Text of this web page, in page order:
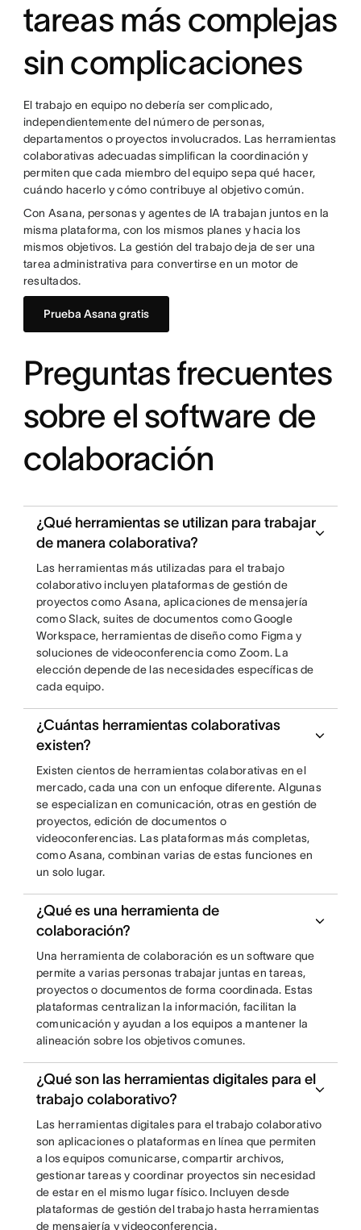
tareas más complejas
sin complicaciones
El trabajo en equipo no debería ser complicado,
independientemente del número de personas,
departamentos o proyectos involucrados. Las herramientas
colaborativas adecuadas simplifican la coordinación y
permiten que cada miembro del equipo sepa qué hacer,
cuándo hacerlo y cómo contribuye al objetivo común.
Con Asana, personas y agentes de IA trabajan juntos en la
misma plataforma, con los mismos planes y hacia los
mismos objetivos. La gestión del trabajo deja de ser una
tarea administrativa para convertirse en un motor de
resultados.
Prueba Asana gratis
Preguntas frecuentes
sobre el software de
colaboración
¿Qué herramientas se utilizan para trabajar
de manera colaborativa?
Las herramientas más utilizadas para el trabajo
colaborativo incluyen plataformas de gestión de
proyectos como Asana, aplicaciones de mensajería
como Slack, suites de documentos como Google
Workspace, herramientas de diseño como Figma y
soluciones de videoconferencia como Zoom. La
elección depende de las necesidades específicas de
cada equipo.
¿Cuántas herramientas colaborativas
existen?
Existen cientos de herramientas colaborativas en el
mercado, cada una con un enfoque diferente. Algunas
se especializan en comunicación, otras en gestión de
proyectos, edición de documentos o
videoconferencias. Las plataformas más completas,
como Asana, combinan varias de estas funciones en
un solo lugar.
¿Qué es una herramienta de
colaboración?
Una herramienta de colaboración es un software que
permite a varias personas trabajar juntas en tareas,
proyectos o documentos de forma coordinada. Estas
plataformas centralizan la información, facilitan la
comunicación y ayudan a los equipos a mantener la
alineación sobre los objetivos comunes.
¿Qué son las herramientas digitales para el
trabajo colaborativo?
Las herramientas digitales para el trabajo colaborativo
son aplicaciones o plataformas en línea que permiten
a los equipos comunicarse, compartir archivos,
gestionar tareas y coordinar proyectos sin necesidad
de estar en el mismo lugar físico. Incluyen desde
plataformas de gestión del trabajo hasta herramientas
de mensajería y videoconferencia.